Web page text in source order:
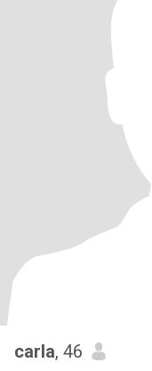
carla, 46